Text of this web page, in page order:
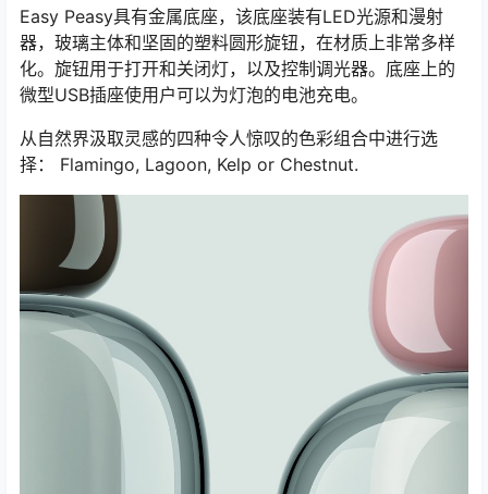
Easy Peasy具有金属底座，该底座装有LED光源和漫射
器，玻璃主体和坚固的塑料圆形旋钮，在材质上非常多样
化。旋钮用于打开和关闭灯，以及控制调光器。底座上的
微型USB插座使用户可以为灯泡的电池充电。
从自然界汲取灵感的四种令人惊叹的色彩组合中进行选
择： Flamingo, Lagoon, Kelp or Chestnut.